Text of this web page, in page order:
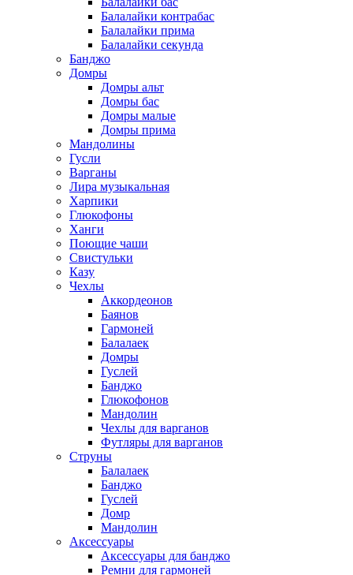
Балалайки контрабас
Балалайки прима
Балалайки секунда
Банджо
Домры
Домры альт
Домры бас
Домры малые
Домры прима
Мандолины
Гусли
Варганы
Лира музыкальная
Харпики
Глюкофоны
Ханги
Поющие чаши
Свистульки
Казу
Чехлы
Аккордеонов
Баянов
Гармоней
Балалаек
Домры
Гуслей
Банджо
Глюкофонов
Мандолин
Чехлы для варганов
Футляры для варганов
Струны
Балалаек
Банджо
Гуслей
Домр
Мандолин
Аксессуары
Аксессуары для банджо
Ремни для гармоней